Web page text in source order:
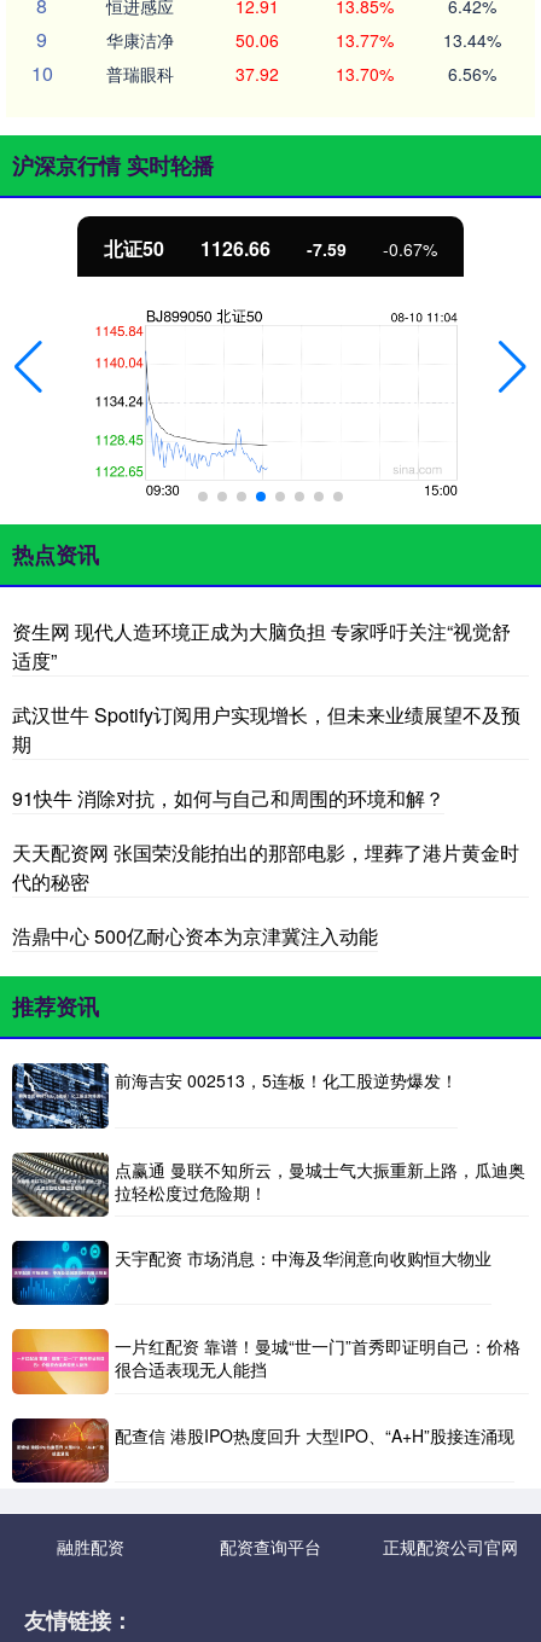
8 恒进感应 12.91 13.85% 6.42%
9 华康洁净 50.06 13.77% 13.44%
10 普瑞眼科 37.92 13.70% 6.56%
沪深京行情 实时轮播
北证50 1126.66 -7.59 -0.67%
热点资讯
资生网 现代人造环境正成为大脑负担 专家呼吁关注“视觉舒
适度”
武汉世牛 Spotify订阅用户实现增长，但未来业绩展望不及预
期
91快牛 消除对抗，如何与自己和周围的环境和解？
天天配资网 张国荣没能拍出的那部电影，埋葬了港片黄金时
代的秘密
浩鼎中心 500亿耐心资本为京津冀注入动能
推荐资讯
前海吉安 002513，5连板！化工股逆势爆发！
点赢通 曼联不知所云，曼城士气大振重新上路，瓜迪奥
拉轻松度过危险期！
天宇配资 市场消息：中海及华润意向收购恒大物业
一片红配资 靠谱！曼城“世一门”首秀即证明自己：价格
很合适表现无人能挡
配查信 港股IPO热度回升 大型IPO、“A+H”股接连涌现
融胜配资 配资查询平台 正规配资公司官网
友情链接：